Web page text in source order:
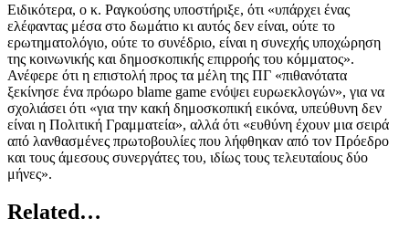
Ειδικότερα, ο κ. Ραγκούσης υποστήριξε, ότι «υπάρχει ένας
ελέφαντας μέσα στο δωμάτιο κι αυτός δεν είναι, ούτε το
ερωτηματολόγιο, ούτε το συνέδριο, είναι η συνεχής υποχώρηση
της κοινωνικής και δημοσκοπικής επιρροής του κόμματος».
Ανέφερε ότι η επιστολή προς τα μέλη της ΠΓ «πιθανότατα
ξεκίνησε ένα πρόωρο blame game ενόψει ευρωεκλογών», για να
σχολιάσει ότι «για την κακή δημοσκοπική εικόνα, υπεύθυνη δεν
είναι η Πολιτική Γραμματεία», αλλά ότι «ευθύνη έχουν μια σειρά
από λανθασμένες πρωτοβουλίες που λήφθηκαν από τον Πρόεδρο
και τους άμεσους συνεργάτες του, ιδίως τους τελευταίους δύο
μήνες».
Related…